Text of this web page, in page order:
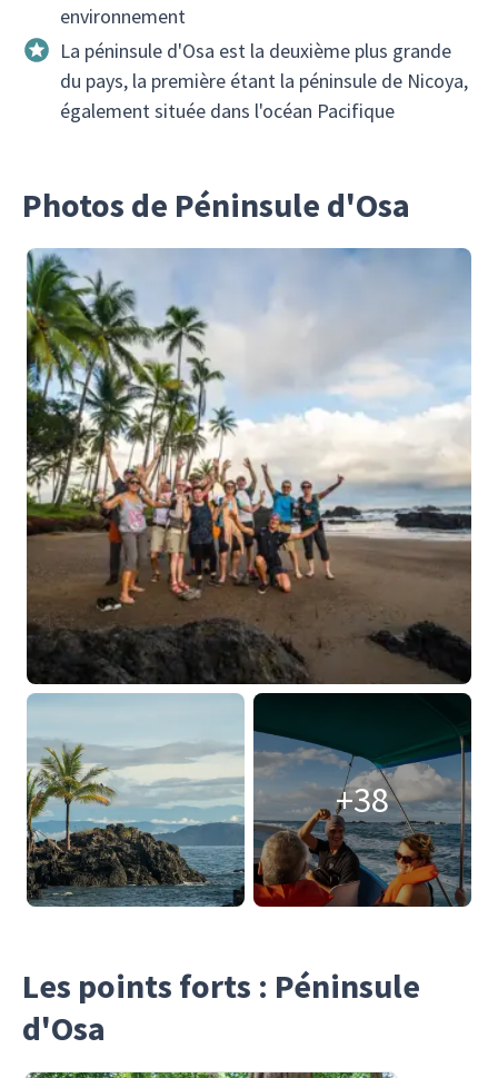
environnement
La péninsule d'Osa est la deuxième plus grande
du pays, la première étant la péninsule de Nicoya,
également située dans l'océan Pacifique
Photos de Péninsule d'Osa
+38
Les points forts : Péninsule
d'Osa